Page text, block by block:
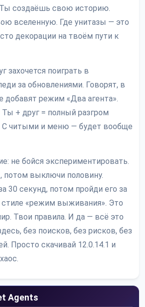
создаёшь свою историю.
вселенную. Где унитазы — это
декорации на твоём пути к
захочется поиграть в
за обновлениями. Говорят, в
добавят режим «Два агента».
+ друг = полный разгром
С читыми и меню — будет вообще
не бойся экспериментировать.
потом выключи половину.
30 секунд, потом пройди его за
стиле «режим выживания». Это
Твои правила. И да — всё это
без поисков, без рисков, без
Просто скачивай 12.0.14.1 и
Agents